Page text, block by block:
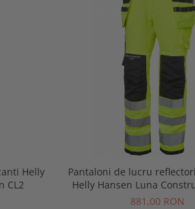
Helly
CL2
Pantaloni de lucru
Helly Hansen Luna
CL2
881,00 RON